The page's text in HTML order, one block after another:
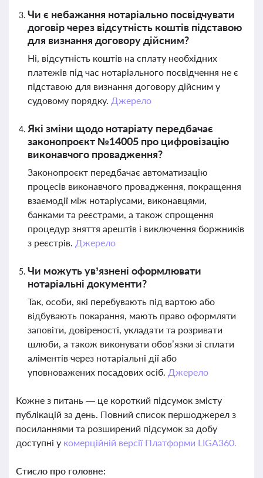
Чи є небажання нотаріально посвідчувати
договір через відсутність коштів підставою
для визнання договору дійсним?
Ні, відсутність коштів на сплату необхідних
платежів під час нотаріального посвідчення не є
підставою для визнання договору дійсним у
судовому порядку. Джерело
Які зміни щодо нотаріату передбачає
законопроєкт №14005 про цифровізацію
виконавчого провадження?
Законопроєкт передбачає автоматизацію
процесів виконавчого провадження, покращення
взаємодії між нотаріусами, виконавцями,
банками та реєстрами, а також спрощення
процедур зняття арештів і виключення боржників
з реєстрів. Джерело
Чи можуть ув’язнені оформлювати
нотаріальні документи?
Так, особи, які перебувають під вартою або
відбувають покарання, мають право оформляти
заповіти, довіреності, укладати та розривати
шлюби, а також виконувати обов’язки зі сплати
аліментів через нотаріальні дії або
уповноважених посадових осіб. Джерело
Кожне з питань — це короткий підсумок змісту
публікацій за день. Повний список першоджерел з
посиланнями та розширений підсумок за добу
доступні у комерційній версії Платформи LIGA360.
Стисло про головне: